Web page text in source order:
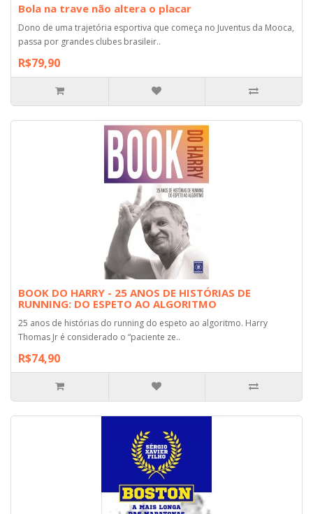
Bola na trave não altera o placar
Dono de uma trajetória esportiva que começa no Juventus da Mooca,
passa por grandes clubes brasileir..
R$79,90
BOOK DO HARRY - 25 ANOS DE HISTÓRIAS DE
RUNNING: DO ESPETO AO ALGORITMO
25 anos de histórias do running do espeto ao algoritmo. Harry
Thomas Jr é considerado o “paciente ze..
R$74,90